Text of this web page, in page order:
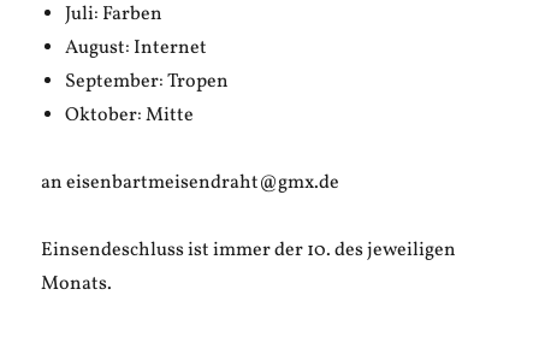
Juli: Farben
August: Internet
September: Tropen
Oktober: Mitte
an eisenbartmeisendraht@gmx.de
Einsendeschluss ist immer der 10. des jeweiligen
Monats.